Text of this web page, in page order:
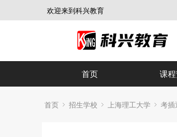
欢迎来到科兴教育
首页 课
首页 招生学校 上海理工大学 考插